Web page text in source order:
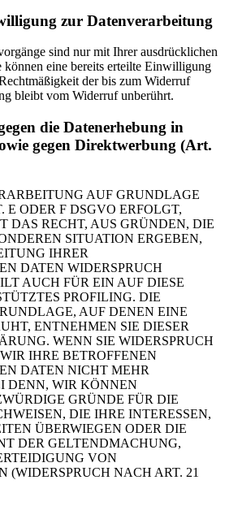
zur Datenverarbeitung
sind nur mit Ihrer ausdrücklichen
eine bereits erteilte Einwilligung
der bis zum Widerruf
bleibt vom Widerruf unberührt.
die Datenerhebung in
gegen Direktwerbung (Art.
AUF GRUNDLAGE
E ODER F DSGVO ERFOLGT,
DAS RECHT, AUS GRÜNDEN, DIE
SITUATION ERGEBEN,
IHRER
DATEN WIDERSPRUCH
AUCH FÜR EIN AUF DIESE
PROFILING. DIE
AUF DENEN EINE
ENTNEHMEN SIE DIESER
WENN SIE WIDERSPRUCH
IHRE BETROFFENEN
DATEN NICHT MEHR
DENN, WIR KÖNNEN
GRÜNDE FÜR DIE
DIE IHRE INTERESSEN,
ÜBERWIEGEN ODER DIE
DER GELTENDMACHUNG,
VON
(WIDERSPRUCH NACH ART. 21